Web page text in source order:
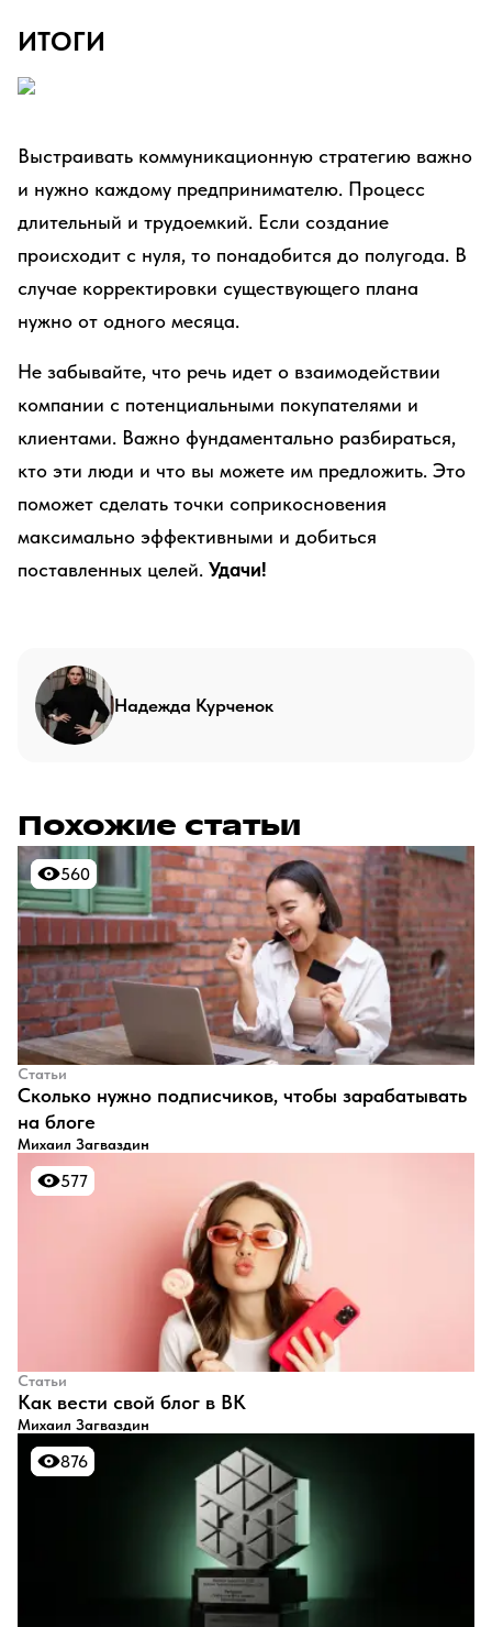
ИТОГИ
Выстраивать коммуникационную стратегию важно
и нужно каждому предпринимателю. Процесс
длительный и трудоемкий. Если создание
происходит с нуля, то понадобится до полугода. В
случае корректировки существующего плана
нужно от одного месяца.
Не забывайте, что речь идет о взаимодействии
компании с потенциальными покупателями и
клиентами. Важно фундаментально разбираться,
кто эти люди и что вы можете им предложить. Это
поможет сделать точки соприкосновения
максимально эффективными и добиться
поставленных целей. Удачи!
Надежда Курченок
Похожие статьи
560
560
Статьи
​Сколько нужно подписчиков, чтобы зарабатывать
на блоге
Михаил Загваздин
577
577
Статьи
​Как вести свой блог в ВК
Михаил Загваздин
876
876